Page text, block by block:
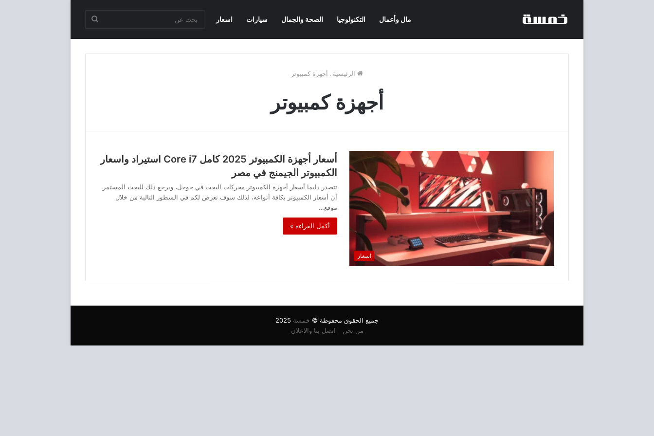
مال وأعمال التكنولوجيا الصحة والجمال سيارات اسعار
الرئيسية . أجهزة كمبيوتر
أجهزة كمبيوتر
اسعار
أسعار أجهزة الكمبيوتر 2025 كامل Core i7 استيراد واسعار
الكمبيوتر الجيمنج في مصر
تتصدر دايما أسعار أجهزة الكمبيوتر محركات البحث في جوجل، ويرجع ذلك للبحث المستمر
أن أسعار الكمبيوتر بكافة أنواعه، لذلك سوف نعرض لكم في السطور التالية من خلال
موقع…
أكمل القراءة »
جميع الحقوق محفوظة © خمسة
من نحن
اتصل بنا والاعلان